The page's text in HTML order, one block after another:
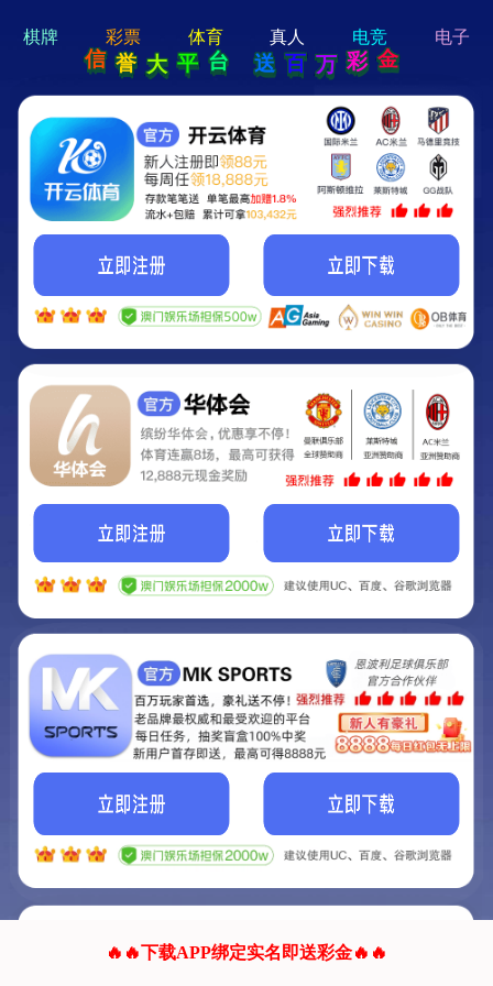
hi 💗
Hey Guys!
我们即将上线啦...
我们的网站正在建设.
它将是非常棒的网站.
联系我们!